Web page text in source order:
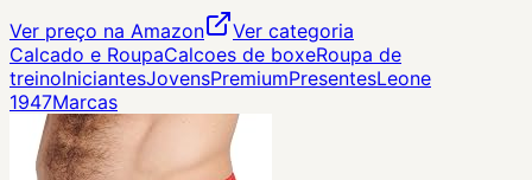
Ver preço na Amazon
Ver categoria
Calcado e RoupaCalcoes de boxeRoupa de
treinoIniciantesJovensPremiumPresentesLeone
1947Marcas